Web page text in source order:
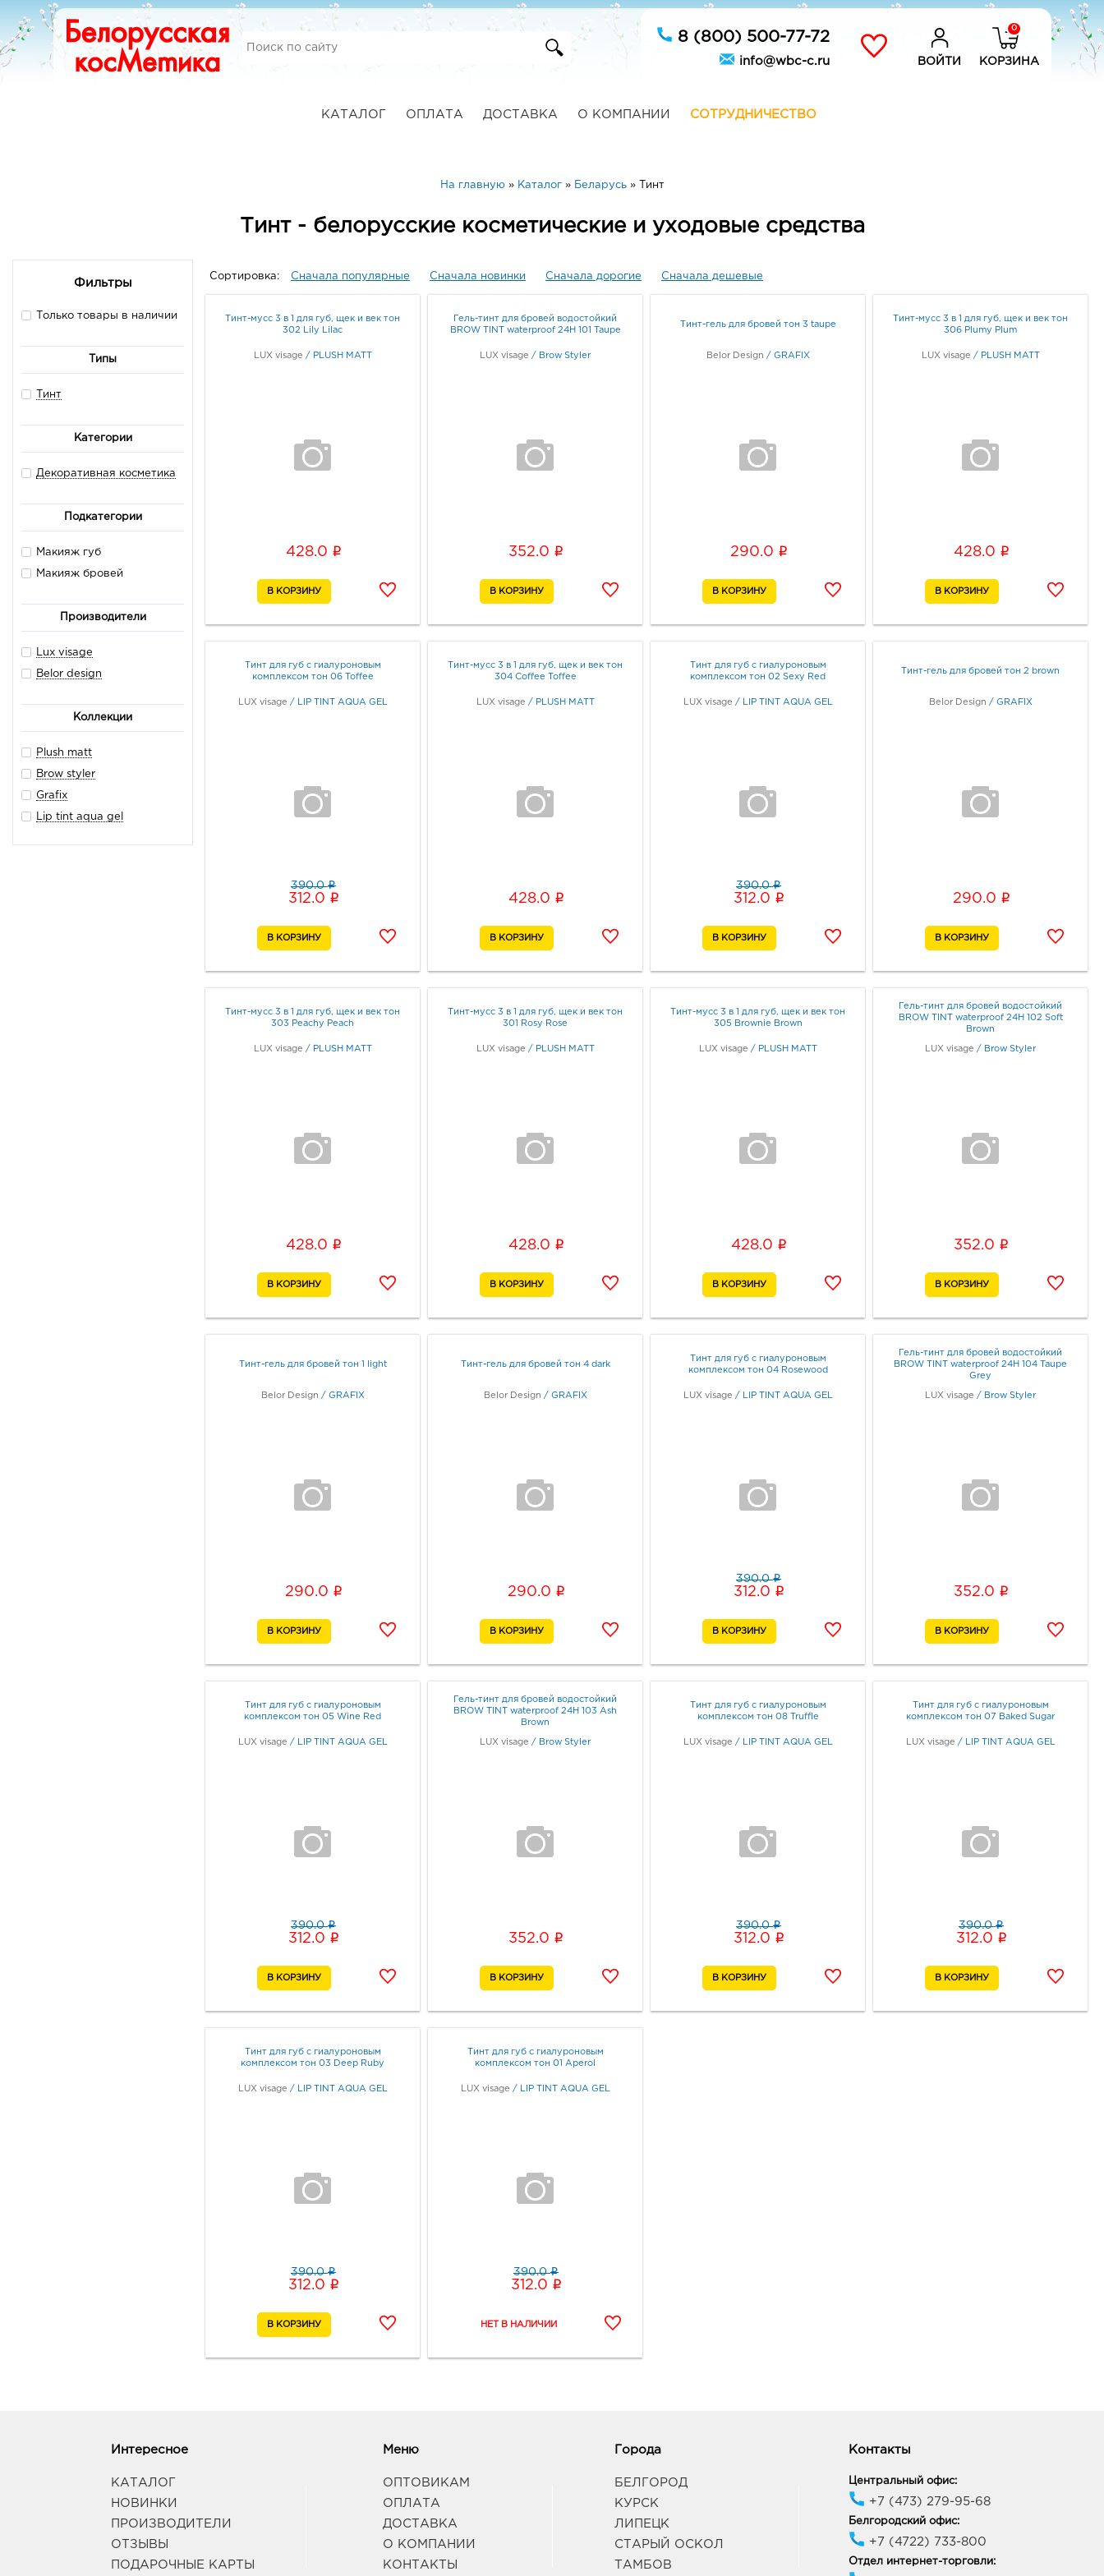
8 (800) 500-77-72
info@wbc-c.ru ВОЙТИ
0
КОРЗИНА
КАТАЛОГ ОПЛАТА ДОСТАВКА О КОМПАНИИ СОТРУДНИЧЕСТВО
На главную» Каталог» Беларусь» Тинт
Тинт - белорусские косметические и уходовые средства
Фильтры
Только товары в наличии
Типы
Тинт
Категории
Декоративная косметика
Подкатегории
Макияж губ
Макияж бровей
Производители
Lux visage
Belor design
Коллекции
Plush matt
Brow styler
Grafix
Lip tint aqua gel
Сортировка: Сначала популярные Сначала новинки Сначала дорогие Сначала дешевые
Тинт-мусс 3 в 1 для губ, щек и век тон
302 Lily Lilac
LUX visage / PLUSH MATT
428.0 i
Гель-тинт для бровей водостойкий
BROW TINT waterproof 24H 101 Taupe
LUX visage / Brow Styler
352.0 i
Тинт-гель для бровей тон 3 taupe
Belor Design / GRAFIX
290.0 i
Тинт-мусс 3 в 1 для губ, щек и век тон
306 Plumy Plum
LUX visage / PLUSH MATT
428.0 i
Тинт для губ с гиалуроновым
комплексом тон 06 Toffee
LUX visage / LIP TINT AQUA GEL
390.0i
312.0 i
Тинт-мусс 3 в 1 для губ, щек и век тон
304 Coffee Toffee
LUX visage / PLUSH MATT
428.0 i
Тинт для губ с гиалуроновым
комплексом тон 02 Sexy Red
LUX visage / LIP TINT AQUA GEL
390.0i
312.0 i
Тинт-гель для бровей тон 2 brown
Belor Design / GRAFIX
290.0 i
Тинт-мусс 3 в 1 для губ, щек и век тон
303 Peachy Peach
LUX visage / PLUSH MATT
428.0 i
Тинт-мусс 3 в 1 для губ, щек и век тон
301 Rosy Rose
LUX visage / PLUSH MATT
428.0 i
Тинт-мусс 3 в 1 для губ, щек и век тон
305 Brownie Brown
LUX visage / PLUSH MATT
428.0 i
Гель-тинт для бровей водостойкий
BROW TINT waterproof 24H 102 Soft
Brown
LUX visage / Brow Styler
352.0 i
Тинт-гель для бровей тон 1 light
Belor Design / GRAFIX
290.0 i
Тинт-гель для бровей тон 4 dark
Belor Design / GRAFIX
290.0 i
Тинт для губ с гиалуроновым
комплексом тон 04 Rosewood
LUX visage / LIP TINT AQUA GEL
390.0i
312.0 i
Гель-тинт для бровей водостойкий
BROW TINT waterproof 24H 104 Taupe
Grey
LUX visage / Brow Styler
352.0 i
Тинт для губ с гиалуроновым
комплексом тон 05 Wine Red
LUX visage / LIP TINT AQUA GEL
390.0i
312.0 i
Гель-тинт для бровей водостойкий
BROW TINT waterproof 24H 103 Ash
Brown
LUX visage / Brow Styler
352.0 i
Тинт для губ с гиалуроновым
комплексом тон 08 Truffle
LUX visage / LIP TINT AQUA GEL
390.0i
312.0 i
Тинт для губ с гиалуроновым
комплексом тон 07 Baked Sugar
LUX visage / LIP TINT AQUA GEL
390.0i
312.0 i
Тинт для губ с гиалуроновым
комплексом тон 03 Deep Ruby
LUX visage / LIP TINT AQUA GEL
390.0i
312.0 i
Тинт для губ с гиалуроновым
комплексом тон 01 Aperol
LUX visage / LIP TINT AQUA GEL
390.0i
312.0 i
Интересное
КАТАЛОГ
НОВИНКИ
ПРОИЗВОДИТЕЛИ
ОТЗЫВЫ
ПОДАРОЧНЫЕ КАРТЫ
Меню
ОПТОВИКАМ
ОПЛАТА
ДОСТАВКА
О КОМПАНИИ
КОНТАКТЫ
Города
БЕЛГОРОД
КУРСК
ЛИПЕЦК
СТАРЫЙ ОСКОЛ
ТАМБОВ
Контакты
Центральный офис:
+7 (473) 279-95-68
Белгородский офис:
+7 (4722) 733-800
Отдел интернет-торговли: